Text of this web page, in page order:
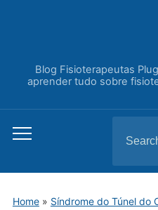
Blog Fisioterapeutas
aprender tudo sobre
Toggle
menu
for:
Home» Síndrome do Túnel do